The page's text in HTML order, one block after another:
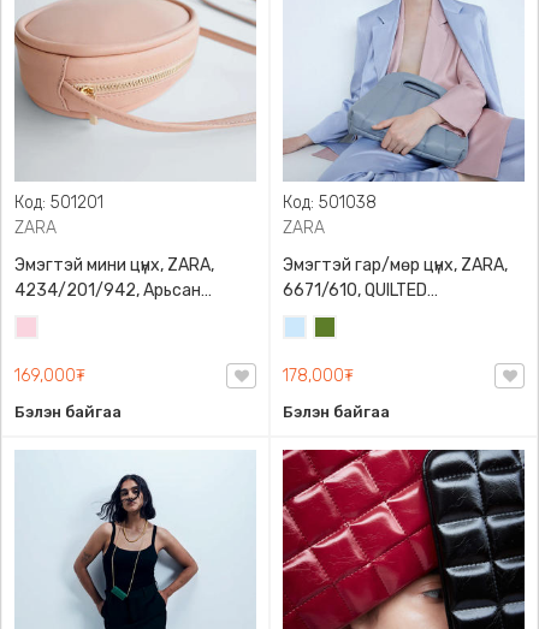
Код: 501201
ZARA
Эмэгтэй мини цүнх, ZARA,
4234/201/942, Арьсан
материалтай, LIMITED EDITION
OVAL LEATHER HANDBAG TRF
169,000₮
Бэлэн байгаа
Код: 501038
ZARA
Эмэгтэй гар/мөр цүнх, ZARA,
6671/610, QUILTED
CROSSBODY BAG WITH HANDLE
178,000₮
Бэлэн байгаа